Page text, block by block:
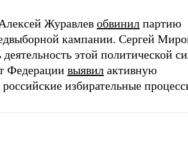
Журавлев обвинил партию
кампании. Сергей
этой политической
Федерации выявил активную
избирательные